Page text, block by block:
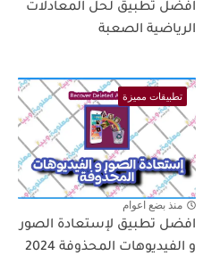
افضل تطبيق لحل المعادلات
الرياضية الصعبة
تطبيقات مميزة
منذ بضع اعوام
افضل تطبيق لإستعادة الصور
و الفيديوهات المحذوفة 2024